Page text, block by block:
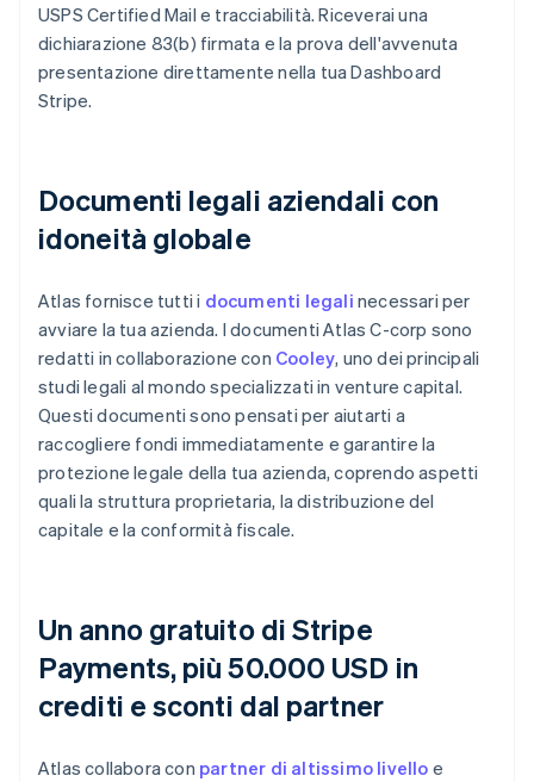
USPS Certified Mail e tracciabilità. Riceverai una
dichiarazione 83(b) firmata e la prova dell'avvenuta
presentazione direttamente nella tua Dashboard
Stripe.
Documenti legali aziendali con
idoneità globale
Atlas fornisce tutti i documenti legali necessari per
avviare la tua azienda. I documenti Atlas C-corp sono
redatti in collaborazione con Cooley, uno dei principali
studi legali al mondo specializzati in venture capital.
Questi documenti sono pensati per aiutarti a
raccogliere fondi immediatamente e garantire la
protezione legale della tua azienda, coprendo aspetti
quali la struttura proprietaria, la distribuzione del
capitale e la conformità fiscale.
Un anno gratuito di Stripe
Payments, più 50.000 USD in
crediti e sconti dal partner
Atlas collabora con partner di altissimo livello e